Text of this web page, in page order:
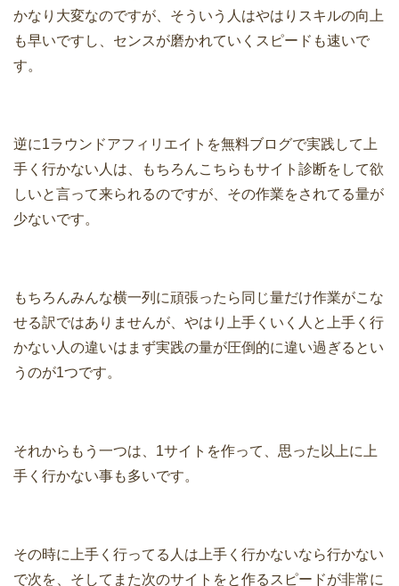
かなり大変なのですが、そういう人はやはりスキルの向上
も早いですし、センスが磨かれていくスピードも速いで
す。
逆に1ラウンドアフィリエイトを無料ブログで実践して上
手く行かない人は、もちろんこちらもサイト診断をして欲
しいと言って来られるのですが、その作業をされてる量が
少ないです。
もちろんみんな横一列に頑張ったら同じ量だけ作業がこな
せる訳ではありませんが、やはり上手くいく人と上手く行
かない人の違いはまず実践の量が圧倒的に違い過ぎるとい
うのが1つです。
それからもう一つは、1サイトを作って、思った以上に上
手く行かない事も多いです。
その時に上手く行ってる人は上手く行かないなら行かない
で次を、そしてまた次のサイトをと作るスピードが非常に